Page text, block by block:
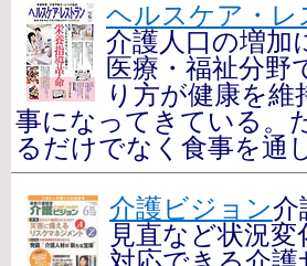
ヘルスケア・レ
介護人口の増加
医療・福祉分野
り方が健康を維
事になってきている。
るだけでなく食事を通
介護ビジョン介
見直など状況変